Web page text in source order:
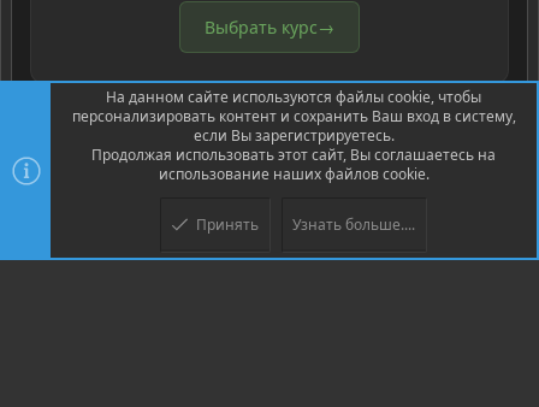
Выбрать курс→
Community platform by XenForo ® © 2010-2026 XenForo Ltd.
© Jason Axelrod of 8WAYRUN
На данном сайте используются файлы cookie, чтобы
персонализировать контент и сохранить Ваш вход в систему,
если Вы зарегистрируетесь.
Продолжая использовать этот сайт, Вы соглашаетесь на
использование наших файлов cookie.
Принять Узнать больше....